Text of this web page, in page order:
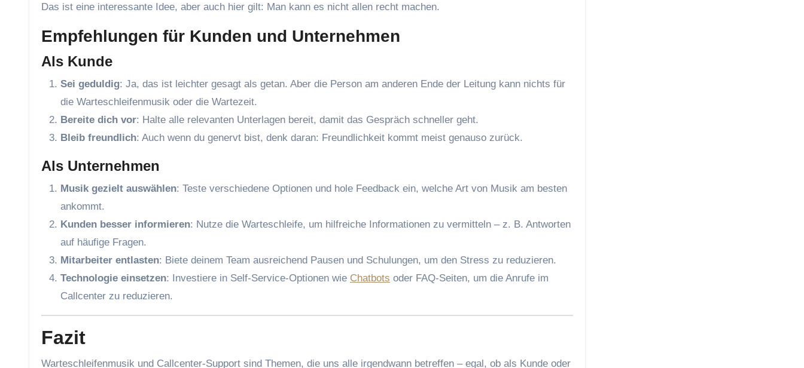
Das ist eine interessante Idee, aber auch hier gilt: Man kann es nicht allen recht machen.
Empfehlungen für Kunden und Unternehmen
Als Kunde
Sei geduldig: Ja, das ist leichter gesagt als getan. Aber die Person am anderen Ende der Leitung kann nichts für
die Warteschleifenmusik oder die Wartezeit.
Bereite dich vor: Halte alle relevanten Unterlagen bereit, damit das Gespräch schneller geht.
Bleib freundlich: Auch wenn du genervt bist, denk daran: Freundlichkeit kommt meist genauso zurück.
Als Unternehmen
Musik gezielt auswählen: Teste verschiedene Optionen und hole Feedback ein, welche Art von Musik am besten
ankommt.
Kunden besser informieren: Nutze die Warteschleife, um hilfreiche Informationen zu vermitteln – z. B. Antworten
auf häufige Fragen.
Mitarbeiter entlasten: Biete deinem Team ausreichend Pausen und Schulungen, um den Stress zu reduzieren.
Technologie einsetzen: Investiere in Self-Service-Optionen wie Chatbots oder FAQ-Seiten, um die Anrufe im
Callcenter zu reduzieren.
Fazit
Warteschleifenmusik und Callcenter-Support sind Themen, die uns alle irgendwann betreffen – egal, ob als Kunde oder